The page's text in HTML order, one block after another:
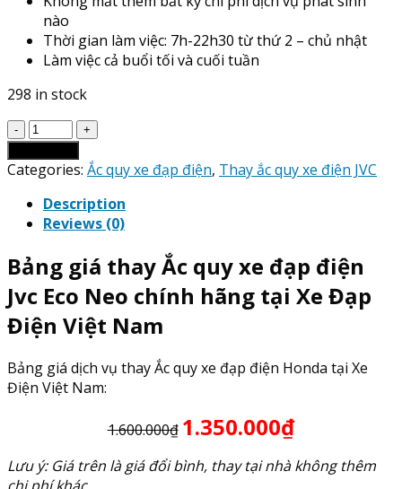
nào
Thời gian làm việc: 7h-22h30 từ thứ 2 – chủ nhật
Làm việc cả buổi tối và cuối tuần
298 in stock
Giá
Thay
Ắc
xe
đạp
Jvc
Eco
Neo
quantity
Categories: Ắc quy xe đạp điện, Thay ắc quy xe điện JVC
Description
Reviews (0)
Bảng giá thay Ắc quy xe đạp điện
Jvc Eco Neo chính hãng tại Xe Đạp
Điện Việt Nam
Bảng giá dịch vụ thay Ắc quy xe đạp điện Honda tại Xe
Điện Việt Nam:
1.600.000₫ 1.350.000₫
Lưu ý: Giá trên là giá đổi bình, thay tại nhà không thêm